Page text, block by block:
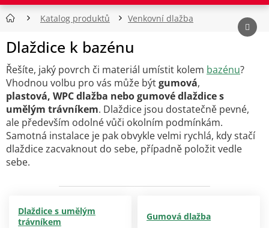
Katalog produktů Venkovní dlažba
Dlaždice k bazénu
Řešíte, jaký povrch či materiál umístit kolem bazénu?
Vhodnou volbu pro vás může býtgumová,
plastová, WPC dlažba nebo gumové dlaždice s
umělým trávníkem. Dlaždice jsou dostatečně pevné,
ale především odolné vůči okolním podmínkám.
Samotná instalace je pak obvykle velmi rychlá, kdy stačí
dlaždice zacvaknout do sebe, případně položit vedle
sebe.
Dlaždice s umělým
trávníkem
Gumová dlažba